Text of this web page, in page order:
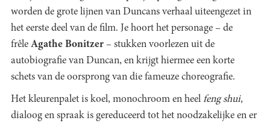
worden de grote lijnen van Duncans verhaal uiteengezet in
het eerste deel van de film. Je hoort het personage – de
frêle Agathe Bonitzer – stukken voorlezen uit de
autobiografie van Duncan, en krijgt hiermee een korte
schets van de oorsprong van die fameuze choreografie.
Het kleurenpalet is koel, monochroom en heel feng shui,
dialoog en spraak is gereduceerd tot het noodzakelijke en er